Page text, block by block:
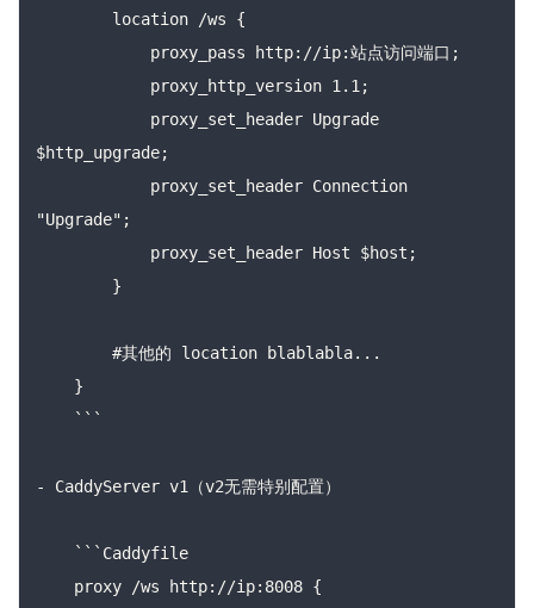
$http_upgrade;
"Upgrade";
        #其他的 location blablabla...
- CaddyServer v1（v2无需特别配置）